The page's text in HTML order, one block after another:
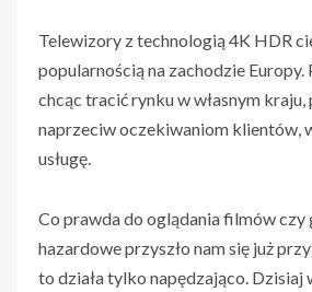
Telewizory z technologią 4K HDR
popularnością na zachodzie Europy.
chcąc tracić rynku w własnym
naprzeciw oczekiwaniom klientów,
usługę.
Co prawda do oglądania filmów czy
hazardowe przyszło nam się już
to działa tylko napędzająco. Dzisiaj